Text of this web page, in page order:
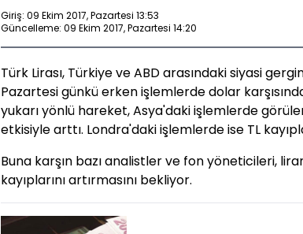
Giriş: 09 Ekim 2017, Pazartesi 13:53
Güncelleme: 09 Ekim 2017, Pazartesi 14:20
Türk Lirası, Türkiye ve ABD arasındaki siyasi
Pazartesi günkü erken işlemlerde dolar
yukarı yönlü hareket, Asya'daki işlemlerde
etkisiyle arttı. Londra'daki işlemlerde ise TL
Buna karşın bazı analistler ve fon yöneticileri,
kayıplarını artırmasını bekliyor.